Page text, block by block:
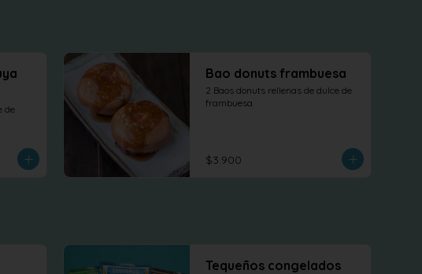
de
Bao donuts frambuesa
2 Baos donuts rellenas de dulce de
frambuesa
$3.900
Tequeños congelados